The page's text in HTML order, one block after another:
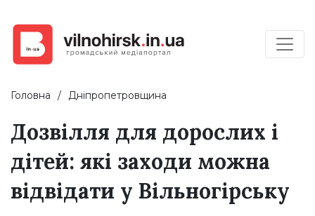
Головна Дніпропетровщина
Дозвілля для дорослих і
дітей: які заходи можна
відвідати у Вільногірську